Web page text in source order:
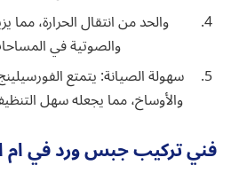
والحد من انتقال الحرارة، مما
والصوتية في
سهولة الصيانة: يتمتع
والأوساخ، مما يجعله سهل
فني تركيب جبس ورد في ام